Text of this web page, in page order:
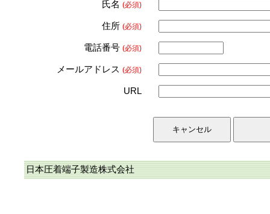
氏名 (必須)
住所 (必須)
電話番号 (必須)
メールアドレス (必須)
URL
日本圧着端子製造株式会社